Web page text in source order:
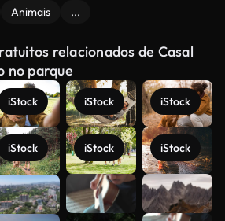
Animais ...
relacionados de Casal
no parque
iStock
iStock
iStock
iStock
iStock
iStock
Veja mais